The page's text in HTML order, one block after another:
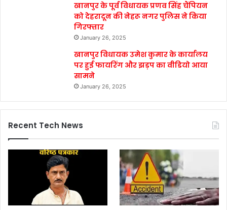
खानपुर के पूर्व विधायक प्रणव सिंह चैंपियन
को देहरादून की नेहरू नगर पुलिस ने किया
गिरफ्तार
January 26, 2025
खानपुर विधायक उमेश कुमार के कार्यालय
पर हुई फायरिंग और झड़प का वीडियो आया
सामने
January 26, 2025
Recent Tech News